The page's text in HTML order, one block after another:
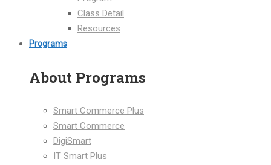
Class Detail
Resources
Programs
About Programs
Smart Commerce Plus
Smart Commerce
DigiSmart
IT Smart Plus